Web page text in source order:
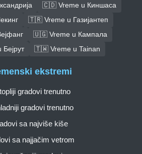
🇨🇩 Vreme u Киншаса
🇹🇷 Vreme u Газијантеп
🇺🇬 Vreme u Кампала
🇹🇼 Vreme u Tainan
ekstremi
gradovi trenutno
gradovi trenutno
sa najviše kiše
sa najjačim vetrom